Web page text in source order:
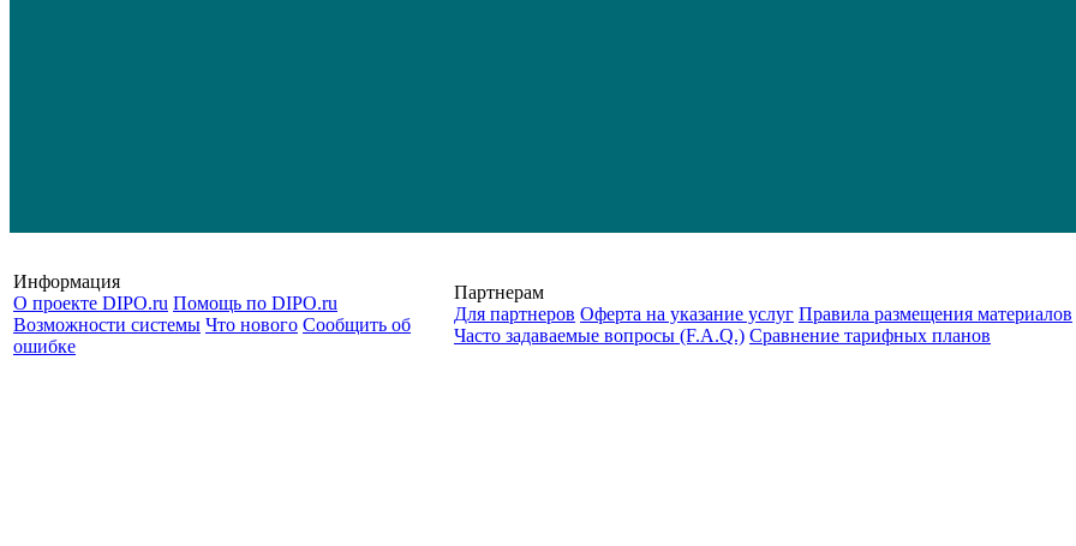
Информация
О проекте DIPO.ru Помощь по DIPO.ru
Возможности системы Что нового Сообщить об
ошибке
Партнерам
Для партнеров Оферта на указание услуг Правила размещения материалов
Часто задаваемые вопросы (F.A.Q.) Cравнение тарифных планов